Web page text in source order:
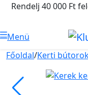
Rendelj 40 000 Ft
Menü
Főoldal/Kerti